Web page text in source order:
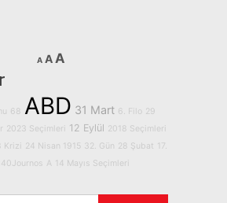
A AA
68 ABD 31 Mart 6. Filo 29
2023 Seçimleri 12 Eylül 2018 Seçimleri
Krizi 24 Nisan 1915 32. Gün 28 Şubat 17.
A 14 Mayıs Seçimleri